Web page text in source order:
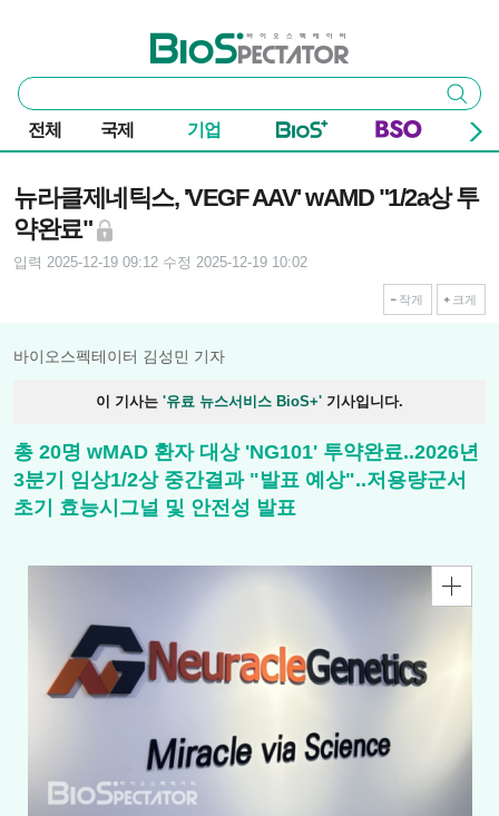
바이오스펙테이터
통
합
검
색
검색
전체 국제 기업
뉴라클제네틱스, 'VEGF AAV' wAMD "1/2a상 투
약완료"
입력 2025-12-19 09:12 수정 2025-12-19 10:02
작게 크게
바이오스펙테이터 김성민 기자
이 기사는 '유료 뉴스서비스 BioS+' 기사입니다.
총 20명 wMAD 환자 대상 'NG101' 투약완료..2026년
3분기 임상1/2상 중간결과 "발표 예상"..저용량군서
초기 효능시그널 및 안전성 발표